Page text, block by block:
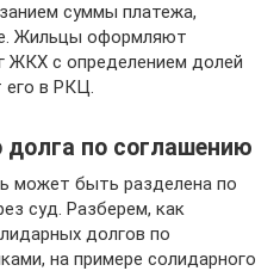
суммы платежа,
Жильцы оформляют
ЖКХ с определением долей
его в РКЦ.
долга по соглашению
может быть разделена по
суд. Разберем, как
долгов по
на примере солидарного